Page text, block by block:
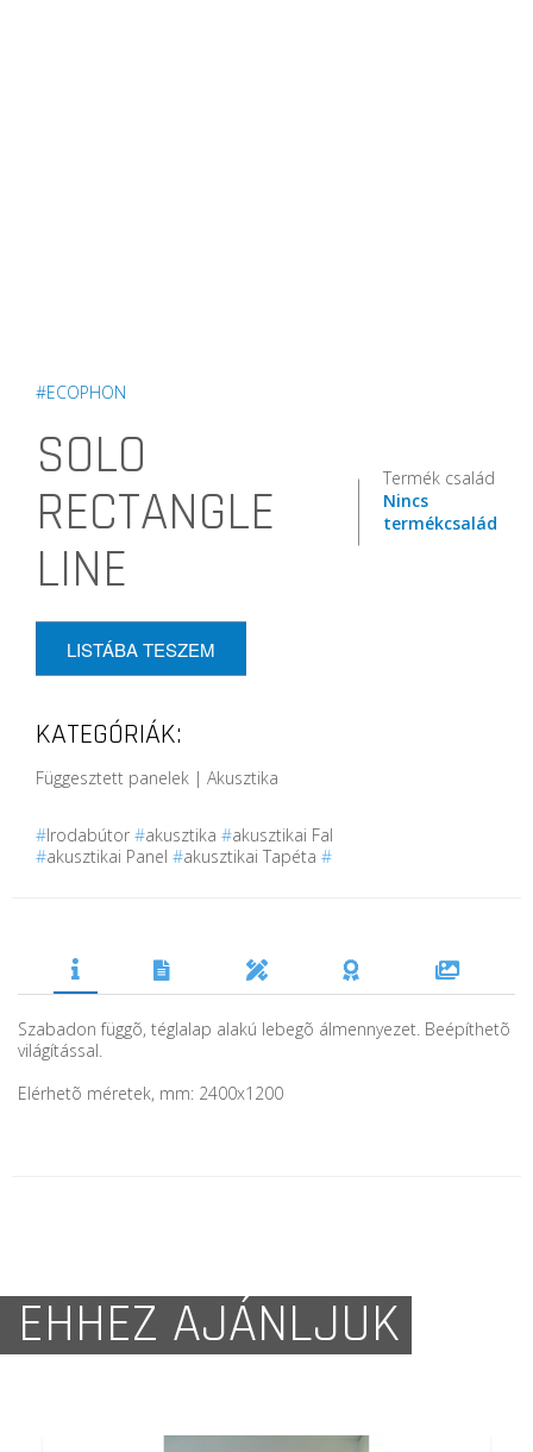
#ECOPHON
SOLO
RECTANGLE
LINE
Termék család
Nincs
termékcsalád
LISTÁBA TESZEM
KATEGÓRIÁK:
Függesztett panelek | Akusztika
#Irodabútor #akusztika #akusztikai Fal
#akusztikai Panel #akusztikai Tapéta #
Szabadon függõ, téglalap alakú lebegõ álmennyezet. Beépíthetõ
világítással.
Elérhetõ méretek, mm: 2400x1200
EHHEZ AJÁNLJUK